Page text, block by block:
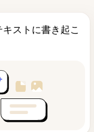
ストに書き起こ